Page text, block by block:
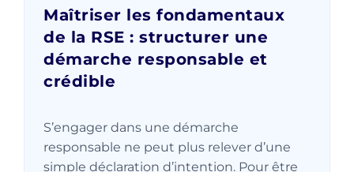
Maîtriser les fondamentaux
de la RSE : structurer une
démarche responsable et
crédible
S’engager dans une démarche
responsable ne peut plus relever d’une
simple déclaration d’intention. Pour être